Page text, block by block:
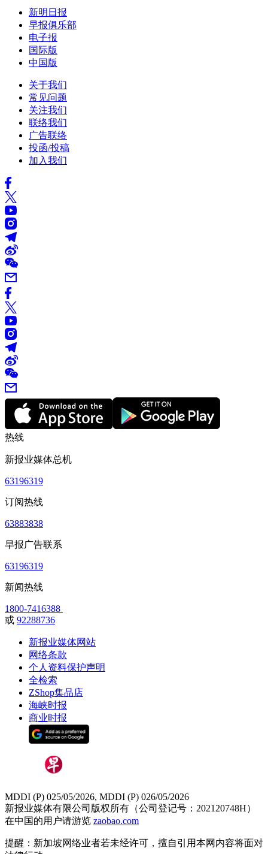
新明日报
早报俱乐部
电子报
国际版
中国版
关于我们
常见问题
关注我们
联络我们
广告联络
投函/投稿
加入我们
热线
新报业媒体总机
63196319
订阅热线
63883838
早报广告联系
63196319
新闻热线
1800-7416388
或 92288736
新报业媒体网站
网络条款
个人资料保护声明
全检索
ZShop集品店
海峡时报
商业时报
MDDI (P) 025/05/2026, MDDI (P) 026/05/2026
新报业媒体有限公司版权所有（公司登记号：202120748H）
在中国的用户请游览 zaobao.com
提醒：新加坡网络业者若未经许可，擅自引用本网内容将面对